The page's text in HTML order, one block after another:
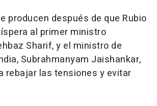
producen después de que Rubio
al primer ministro
Sharif, y el ministro de
Subrahmanyam Jaishankar,
rebajar las tensiones y evitar